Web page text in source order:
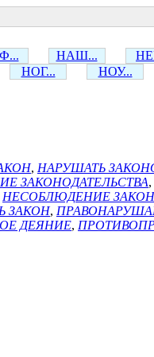
НАШ...
НОГ... НОУ...
, НАРУШАТЬ
ЗАКОНОДАТЕЛЬСТВА,
НЕСОБЛЮДЕНИЕ
ЗАКОН,
ДЕЯНИЕ,